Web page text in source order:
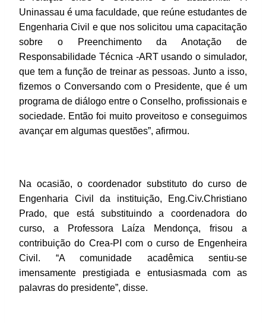
Uninassau é uma faculdade, que reúne estudantes de
Engenharia Civil e que nos solicitou uma capacitação
sobre o Preenchimento da Anotação de
Responsabilidade Técnica -ART usando o simulador,
que tem a função de treinar as pessoas. Junto a isso,
fizemos o Conversando com o Presidente, que é um
programa de diálogo entre o Conselho, profissionais e
sociedade. Então foi muito proveitoso e conseguimos
avançar em algumas questões”, afirmou.
Na ocasião, o coordenador substituto do curso de
Engenharia Civil da instituição, Eng.Civ.Christiano
Prado, que está substituindo a coordenadora do
curso, a Professora Laíza Mendonça, frisou a
contribuição do Crea-PI com o curso de Engenheira
Civil. “A comunidade acadêmica sentiu-se
imensamente prestigiada e entusiasmada com as
palavras do presidente”, disse.